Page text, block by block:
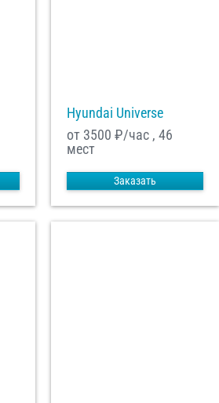
Hyundai Universe
от 3500 ₽/час , 46
мест
Заказать